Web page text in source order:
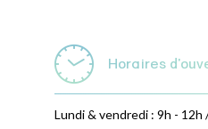
Horaires
Lundi & vendredi : 9h - 12h